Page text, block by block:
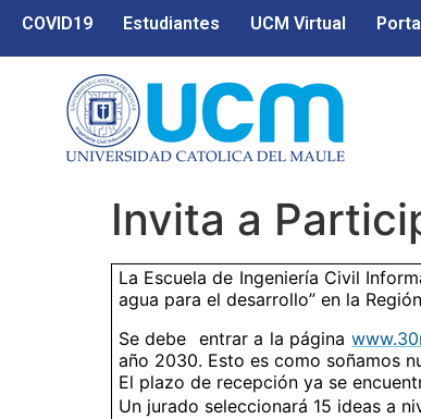
COVID19 Estudiantes UCM Virtual
Invita a
La Escuela de Ingeniería Civil
agua para el desarrollo” en la
Se debe entrar a la página
año 2030. Esto es como soñamos
El plazo de recepción ya se
Un jurado seleccionará 15 ideas a